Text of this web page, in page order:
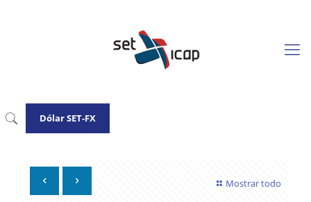
Dólar SET-FX
Mostrar todo